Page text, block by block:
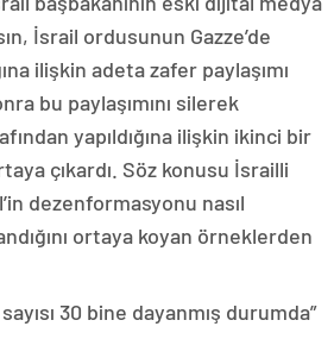
İsrail ordusunun Gazze’de
ilişkin adeta zafer paylaşımı
bu paylaşımını silerek
yapıldığına ilişkin ikinci bir
çıkardı. Söz konusu İsrailli
dezenformasyonu nasıl
ortaya koyan örneklerden
30 bine dayanmış durumda”